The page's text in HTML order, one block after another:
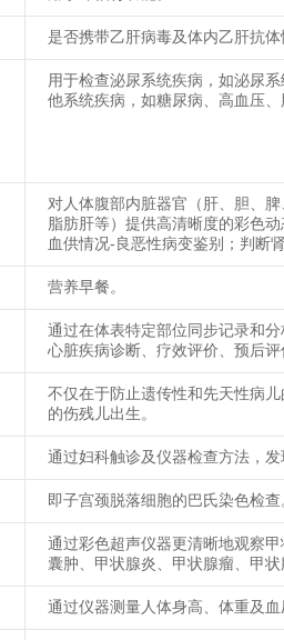
是否携带乙肝病毒及体内乙肝抗体
用于检查泌尿系统疾病，如泌尿
他系统疾病，如糖尿病、高血压、
对人体腹部内脏器官（肝、胆、
脂肪肝等）提供高清晰度的彩色
血供情况-良恶性病变鉴别；判断
营养早餐。
通过在体表特定部位同步记录和
心脏疾病诊断、疗效评价、预后评
不仅在于防止遗传性和先天性病
的伤残儿出生。
通过妇科触诊及仪器检查方法，
即子宫颈脱落细胞的巴氏染色检
通过彩色超声仪器更清晰地观察
囊肿、甲状腺炎、甲状腺瘤、甲状
通过仪器测量人体身高、体重及